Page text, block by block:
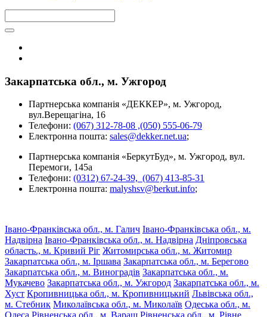
Закарпатська обл., м. Ужгород
Партнерська компанія «ДЕККЕР», м. Ужгород,
вул.Верещагіна, 16
Телефони: (067) 312-78-08 ,(050) 555-06-79
Електронна пошта: sales@dekker.net.ua;
Партнерська компанія «БеркутБуд», м. Ужгород, вул.
Перемоги, 145а
Телефони: (0312) 67-24-39, (067) 413-85-31
Електронна пошта: malyshsv@berkut.info;
Івано-Франківська обл., м. Галич Івано-Франківська обл., м.
Надвірна Івано-Франківська обл., м. Надвірна Дніпровська
область., м. Кривий Ріг Житомирська обл., м. Житомир
Закарпатська обл., м. Іршава Закарпатська обл., м. Берегово
Закарпатська обл., м. Виноградів Закарпатська обл., м.
Мукачево Закарпатська обл., м. Ужгород Закарпатська обл., м.
Хуст Кропивницька обл., м. Кропивницький Львівська обл.,
м. Стебник Миколаївська обл., м. Миколаїв Одеська обл., м.